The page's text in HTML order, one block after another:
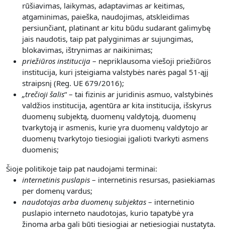
rūšiavimas, laikymas, adaptavimas ar keitimas,
atgaminimas, paieška, naudojimas, atskleidimas
persiunčiant, platinant ar kitu būdu sudarant galimybę
jais naudotis, taip pat palyginimas ar sujungimas,
blokavimas, ištrynimas ar naikinimas;
priežiūros institucija – nepriklausoma viešoji priežiūros
institucija, kuri įsteigiama valstybės narės pagal 51-ąjį
straipsnį (Reg. UE 679/2016);
„trečioji šalis“ – tai fizinis ar juridinis asmuo, valstybinės
valdžios institucija, agentūra ar kita institucija, išskyrus
duomenų subjektą, duomenų valdytoją, duomenų
tvarkytoją ir asmenis, kurie yra duomenų valdytojo ar
duomenų tvarkytojo tiesiogiai įgalioti tvarkyti asmens
duomenis;
Šioje politikoje taip pat naudojami terminai:
internetinis puslapis – internetinis resursas, pasiekiamas
per domenų vardus;
naudotojas arba duomenų subjektas – internetinio
puslapio interneto naudotojas, kurio tapatybė yra
žinoma arba gali būti tiesiogiai ar netiesiogiai nustatyta.